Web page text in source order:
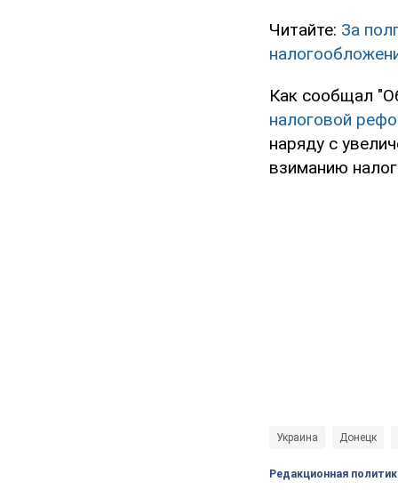
Читайте: За
Как сообщал
налоговой
наряду с
взиманию
Украина Донецк
Редакционная